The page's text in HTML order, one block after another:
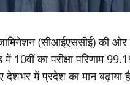
(सीआईएससीई) की
10वीं का परीक्षा परिणाम
देशभर में प्रदेश का मान बढ़ाया